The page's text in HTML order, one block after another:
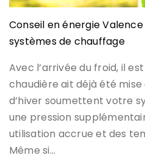
Conseil en énergie
systèmes de chauffage
Avec l’arrivée du froid, il
chaudière ait déjà été mise
d’hiver soumettent votre
une pression
utilisation accrue et des
Même si…